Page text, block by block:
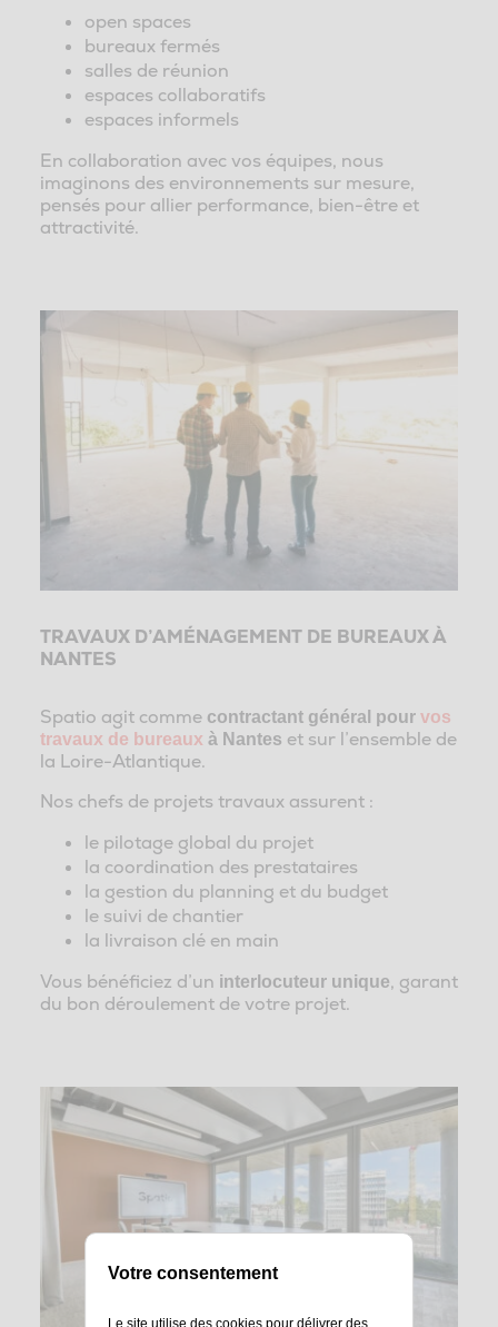
open spaces
bureaux fermés
salles de réunion
espaces collaboratifs
espaces informels
En collaboration avec vos équipes, nous
imaginons des environnements sur mesure,
pensés pour allier performance, bien-être et
attractivité.
TRAVAUX D’AMÉNAGEMENT DE BUREAUX À
NANTES
Spatio agit comme contractant général pour vos
travaux de bureaux à Nantes et sur l’ensemble de
la Loire-Atlantique.
Nos chefs de projets travaux assurent :
le pilotage global du projet
la coordination des prestataires
la gestion du planning et du budget
le suivi de chantier
la livraison clé en main
Vous bénéficiez d’un interlocuteur unique, garant
du bon déroulement de votre projet.
Votre consentement
Le site utilise des cookies pour délivrer des